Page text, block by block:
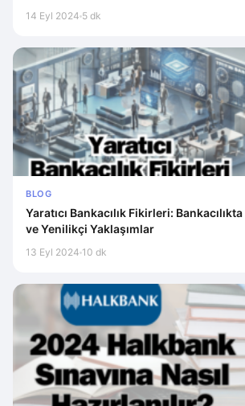
14 Eyl 2024 5 dk
BLOG
Yaratıcı Bankacılık Fikirleri:
ve Yenilikçi Yaklaşımlar
13 Eyl 2024 10 dk